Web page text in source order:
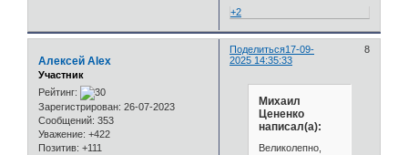
+2
Поделиться 8
17-09-
2025 14:35:33
Алексей Alex
Участник
Рейтинг:
Зарегистрирован: 26-07-2023
Сообщений: 353
Уважение: +422
Позитив: +111
Михаил
Цененко
написал(а):
Великолепно,